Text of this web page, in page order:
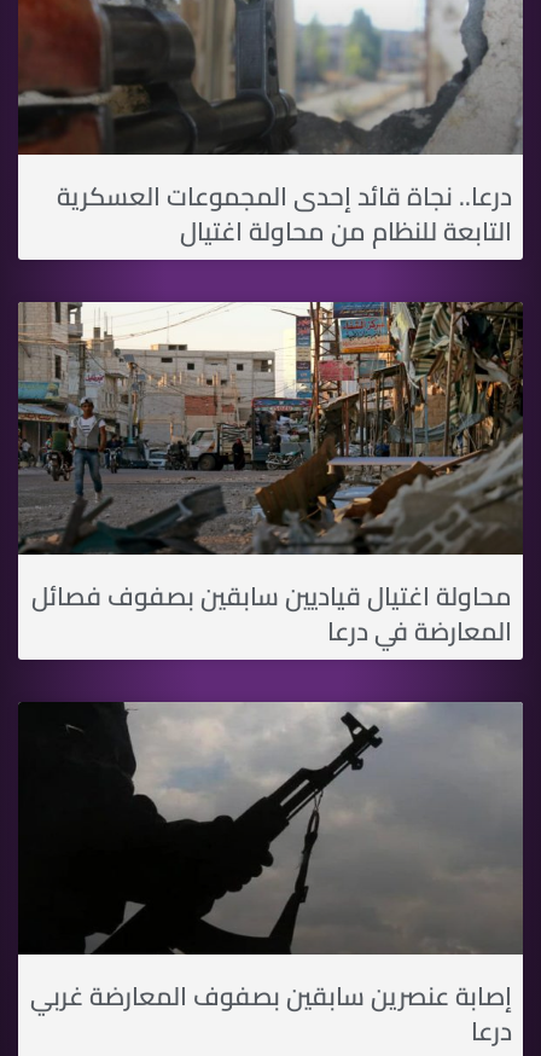
درعا.. نجاة قائد إحدى المجموعات العسكرية
التابعة للنظام من محاولة اغتيال
محاولة اغتيال قياديين سابقين بصفوف فصائل
المعارضة في درعا
إصابة عنصرين سابقين بصفوف المعارضة غربي
درعا